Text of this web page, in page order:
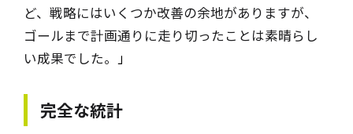
ど、戦略にはいくつか改善の余地がありますが、
ゴールまで計画通りに走り切ったことは素晴らし
い成果でした。 」
完全な統計